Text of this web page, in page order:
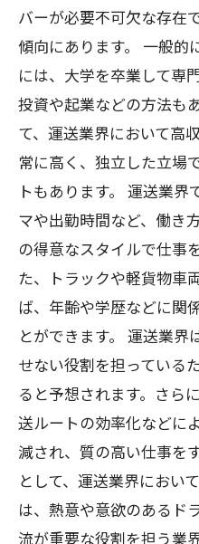
バーが必要不可欠な存在
傾向にあります。 一般的
には、大学を卒業して専
投資や起業などの方法も
て、運送業界において高
常に高く、独立した立場
トもあります。 運送業
マや出勤時間など、働き
の得意なスタイルで仕事
た、トラックや軽貨物車
ば、年齢や学歴などに関
とができます。 運送業
せない役割を担っている
ると予想されます。さら
送ルートの効率化などに
減され、質の高い仕事を
として、運送業界におい
は、熱意や意欲のあるド
流が重要な役割を担う業